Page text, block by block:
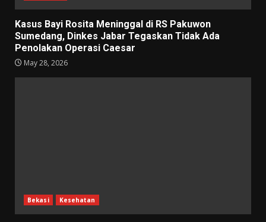
Kasus Bayi Rosita Meninggal di RS Pakuwon
Sumedang, Dinkes Jabar Tegaskan Tidak Ada
Penolakan Operasi Caesar
May 28, 2026
Bekasi Kesehatan